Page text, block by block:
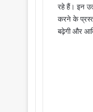
रहे हैं। इन
करने के
बढ़ेगी और